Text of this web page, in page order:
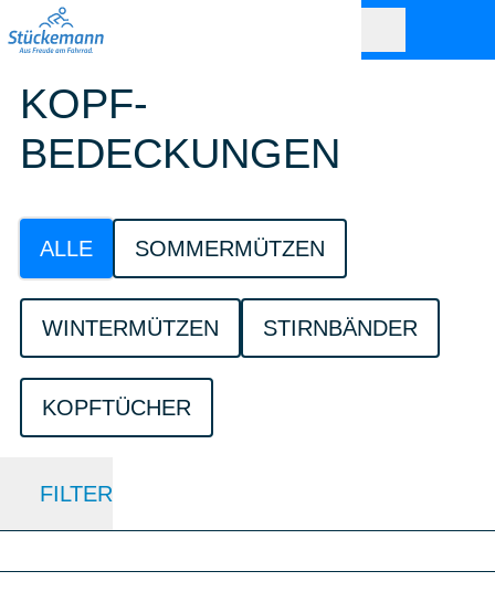
KOPF-
BEDECKUNGEN
ALLE SOMMERMÜTZEN
WINTERMÜTZEN STIRNBÄNDER
KOPFTÜCHER
FILTER